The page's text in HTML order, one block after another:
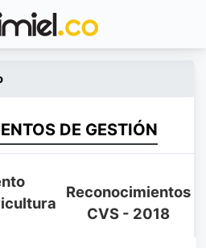
DE GESTIÓN
Reconocimientos
CVS - 2018